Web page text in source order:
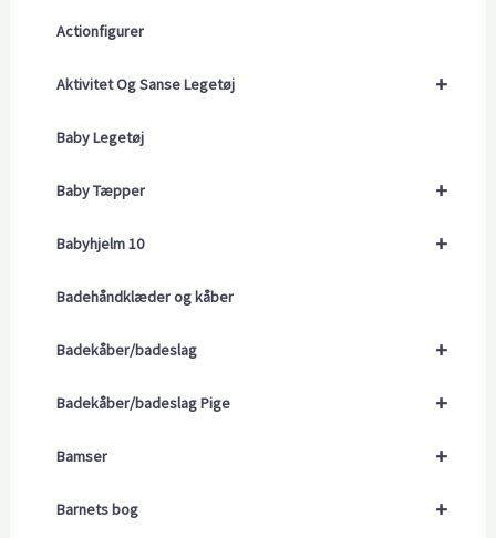
Actionfigurer
+
Aktivitet Og Sanse Legetøj
Baby Legetøj
+
Baby Tæpper
+
Babyhjelm 10
Badehåndklæder og kåber
+
Badekåber/badeslag
+
Badekåber/badeslag Pige
+
Bamser
+
Barnets bog